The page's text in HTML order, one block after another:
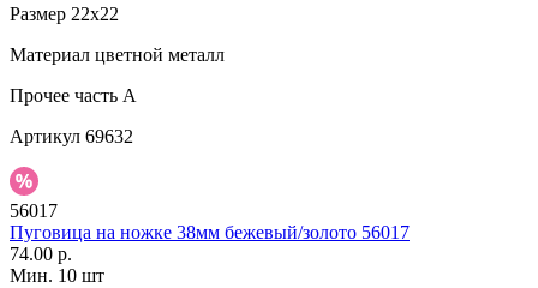
Размер 22x22
Материал цветной металл
Прочее часть A
Артикул 69632
56017
Пуговица на ножке 38мм бежевый/золото 56017
74.00 р.
Мин. 10 шт